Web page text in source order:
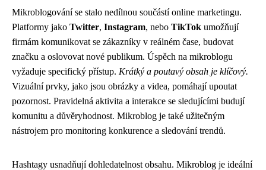
Mikroblogování se stalo nedílnou součástí online marketingu.
Platformy jako Twitter, Instagram, nebo TikTok umožňují
firmám komunikovat se zákazníky v reálném čase, budovat
značku a oslovovat nové publikum. Úspěch na mikroblogu
vyžaduje specifický přístup. Krátký a poutavý obsah je klíčový.
Vizuální prvky, jako jsou obrázky a videa, pomáhají upoutat
pozornost. Pravidelná aktivita a interakce se sledujícími budují
komunitu a důvěryhodnost. Mikroblog je také užitečným
nástrojem pro monitoring konkurence a sledování trendů.
Hashtagy usnadňují dohledatelnost obsahu. Mikroblog je ideální